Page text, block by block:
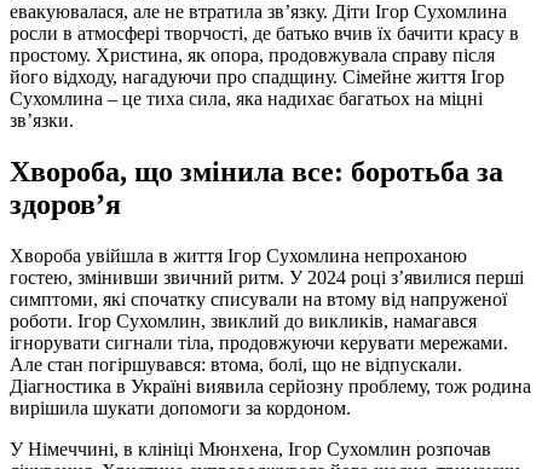
евакуювалася, але не втратила зв’язку. Діти Ігор Сухомлина
росли в атмосфері творчості, де батько вчив їх бачити красу в
простому. Христина, як опора, продовжувала справу після
його відходу, нагадуючи про спадщину. Сімейне життя Ігор
Сухомлина – це тиха сила, яка надихає багатьох на міцні
зв’язки.
Хвороба, що змінила все: боротьба за
здоров’я
Хвороба увійшла в життя Ігор Сухомлина непроханою
гостею, змінивши звичний ритм. У 2024 році з’явилися перші
симптоми, які спочатку списували на втому від напруженої
роботи. Ігор Сухомлин, звиклий до викликів, намагався
ігнорувати сигнали тіла, продовжуючи керувати мережами.
Але стан погіршувався: втома, болі, що не відпускали.
Діагностика в Україні виявила серйозну проблему, тож родина
вирішила шукати допомоги за кордоном.
У Німеччині, в клініці Мюнхена, Ігор Сухомлин розпочав